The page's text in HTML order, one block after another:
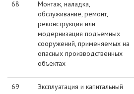
68
Монтаж, наладка,
обслуживание, ремонт,
реконструкция или
модернизация подъемных
сооружений, применяемых на
опасных производственных
объектах
69
Эксплуатация и капитальный